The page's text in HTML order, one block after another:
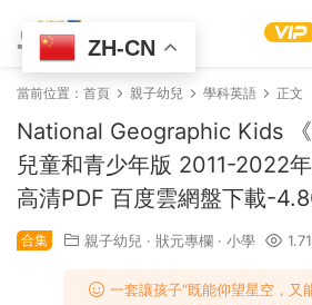
當前位置： 首頁 親子幼兒 學科英語 正文
National Geographic Kids 《
兒童和青少年版 2011-2022
高清PDF 百度雲網盤下載-
合集 親子幼兒 · 狀元專欄 · 小學
一套讓孩子“既能仰望星空，又
ZH-CN